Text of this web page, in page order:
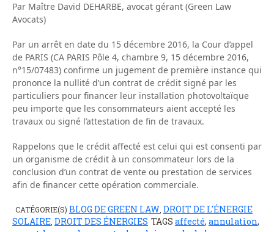
Par Maître David DEHARBE, avocat gérant (Green Law
Avocats)
Par un arrêt en date du 15 décembre 2016, la Cour d’appel
de PARIS (CA PARIS Pôle 4, chambre 9, 15 décembre 2016,
n°15/07483) confirme un jugement de première instance qui
prononce la nullité d’un contrat de crédit signé par les
particuliers pour financer leur installation photovoltaïque
peu importe que les consommateurs aient accepté les
travaux ou signé l’attestation de fin de travaux.
Rappelons que le crédit affecté est celui qui est consenti par
un organisme de crédit à un consommateur lors de la
conclusion d’un contrat de vente ou prestation de services
afin de financer cette opération commerciale.
CATÉGORIE(S) BLOG DE GREEN LAW DROIT DE L'ÉNERGIE
SOLAIRE DROIT DES ÉNERGIES TAGS affecté, annulation,